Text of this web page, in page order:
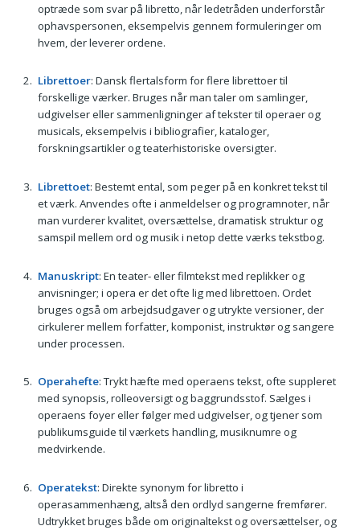
optræde som svar på libretto, når ledetråden underforstår
ophavspersonen, eksempelvis gennem formuleringer om
hvem, der leverer ordene.
Librettoer: Dansk flertalsform for flere librettoer til
forskellige værker. Bruges når man taler om samlinger,
udgivelser eller sammenligninger af tekster til operaer og
musicals, eksempelvis i bibliografier, kataloger,
forskningsartikler og teaterhistoriske oversigter.
Librettoet: Bestemt ental, som peger på en konkret tekst til
et værk. Anvendes ofte i anmeldelser og programnoter, når
man vurderer kvalitet, oversættelse, dramatisk struktur og
samspil mellem ord og musik i netop dette værks tekstbog.
Manuskript: En teater- eller filmtekst med replikker og
anvisninger; i opera er det ofte lig med librettoen. Ordet
bruges også om arbejdsudgaver og utrykte versioner, der
cirkulerer mellem forfatter, komponist, instruktør og sangere
under processen.
Operahefte: Trykt hæfte med operaens tekst, ofte suppleret
med synopsis, rolleoversigt og baggrundsstof. Sælges i
operaens foyer eller følger med udgivelser, og tjener som
publikumsguide til værkets handling, musiknumre og
medvirkende.
Operatekst: Direkte synonym for libretto i
operasammenhæng, altså den ordlyd sangerne fremfører.
Udtrykket bruges både om originaltekst og oversættelser, og